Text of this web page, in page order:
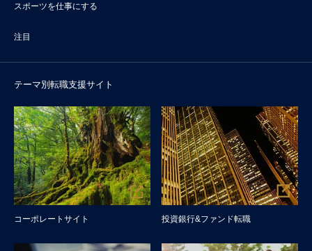
スポーツを仕事にする
注目
テーマ別転職支援サイト
コーポレートサイト 投資銀行&ファンド転職